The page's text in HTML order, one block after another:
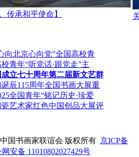
传承和平使命】
向北京心向党”全国高校青
青年“听党话·跟党走”主
立七十周年第二届新文艺群
辰115周年全国书画大展重
全国青年“铭记历史·珍爱
艺术家红色中国创品大展评
国书画家联谊会 版权所有 京ICP备
安备 11010802027429号